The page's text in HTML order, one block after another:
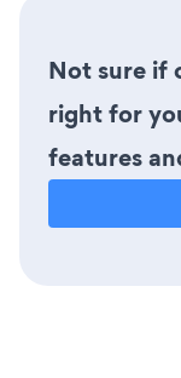
Not sure if
right for
features